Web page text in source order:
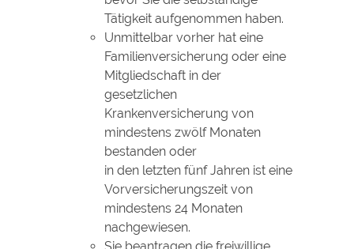
Tätigkeit aufgenommen haben.
Unmittelbar vorher hat eine
Familienversicherung oder eine
Mitgliedschaft in der
gesetzlichen
Krankenversicherung von
mindestens zwölf Monaten
bestanden oder
in den letzten fünf Jahren ist eine
Vorversicherungszeit von
mindestens 24 Monaten
nachgewiesen.
Sie beantragen die freiwillige